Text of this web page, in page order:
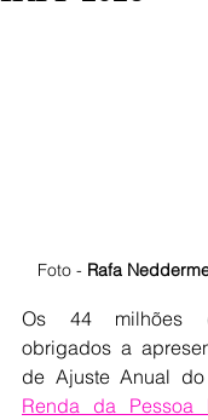
Foto - Rafa
Os 44 milhões
obrigados a
de Ajuste Anual do
Renda da Pessoa